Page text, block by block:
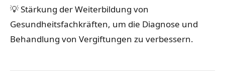
💡 Stärkung der Weiterbildung von
Gesundheitsfachkräften, um die Diagnose und
Behandlung von Vergiftungen zu verbessern.